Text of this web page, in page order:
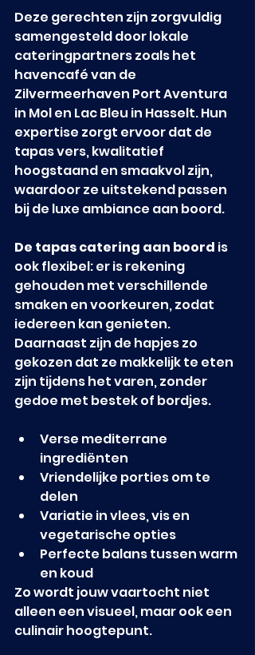
Deze gerechten zijn zorgvuldig
samengesteld door lokale
cateringpartners zoals het
havencafé van de
Zilvermeerhaven Port Aventura
in Mol en Lac Bleu in Hasselt. Hun
expertise zorgt ervoor dat de
tapas vers, kwalitatief
hoogstaand en smaakvol zijn,
waardoor ze uitstekend passen
bij de luxe ambiance aan boord.
De tapas catering aan boord is
ook flexibel: er is rekening
gehouden met verschillende
smaken en voorkeuren, zodat
iedereen kan genieten.
Daarnaast zijn de hapjes zo
gekozen dat ze makkelijk te eten
zijn tijdens het varen, zonder
gedoe met bestek of bordjes.
Verse mediterrane
ingrediënten
Vriendelijke porties om te
delen
Variatie in vlees, vis en
vegetarische opties
Perfecte balans tussen warm
en koud
Zo wordt jouw vaartocht niet
alleen een visueel, maar ook een
culinair hoogtepunt.